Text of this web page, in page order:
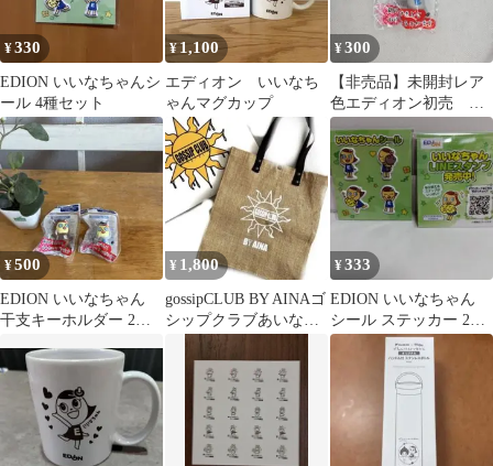
¥330
EDION いいなちゃんシ
ール 4種セット
¥ 1,100
エディオン いいなち
ゃんマグカップ
¥300
【非売品】未開封レア
色エディオン初売 キ
ャラクターいいなちゃ
ん キーホルダー
¥500
EDION いいなちゃん
干支キーホルダー 2個
¥ 1,800
gossipCLUB BY AINAゴ
シップクラブあいなち
ゃん
¥333
EDION いいなちゃん
シール ステッカー 2枚
セット